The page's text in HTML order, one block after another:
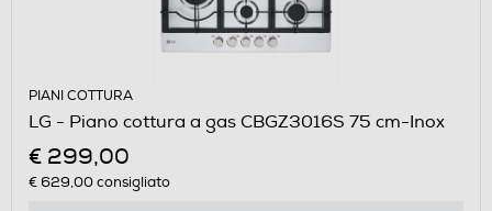
PIANI COTTURA
LG - Piano cottura a gas CBGZ3016S 75 cm-Inox
€ 299,00
€ 629,00consigliato